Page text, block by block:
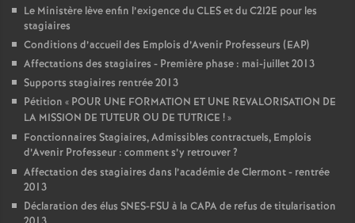
Le Ministère lève enfin l’exigence du CLES et du C2I2E pour les
stagiaires
Conditions d’accueil des Emplois d’Avenir Professeurs (EAP)
Affectations des stagiaires - Première phase : mai-juillet 2013
Supports stagiaires rentrée 2013
Pétition « POUR UNE FORMATION ET UNE REVALORISATION DE
LA MISSION DE TUTEUR OU DE TUTRICE !»
Fonctionnaires Stagiaires, Admissibles contractuels, Emplois
d’Avenir Professeur : comment s’y retrouver?
Affectation des stagiaires dans l’académie de Clermont - rentrée
2013
Déclaration des élus SNES-FSU à la CAPA de refus de titularisation